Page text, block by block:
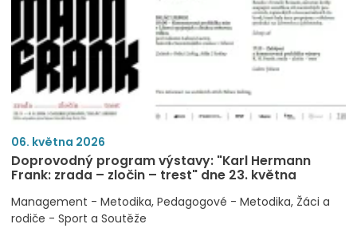
06. května 2026
Doprovodný program výstavy: "Karl Hermann
Frank: zrada – zločin – trest" dne 23. května
Management - Metodika Pedagogové - Metodika Žáci a
rodiče - Sport a Soutěže